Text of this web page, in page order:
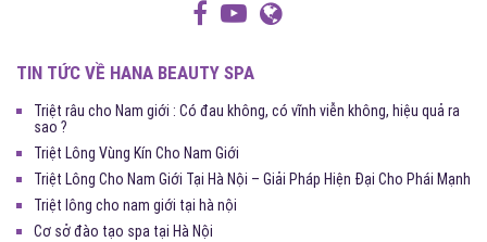
TIN TỨC VỀ HANA BEAUTY SPA
Triệt râu cho Nam giới : Có đau không, có vĩnh viễn không, hiệu quả ra
sao ?
Triệt Lông Vùng Kín Cho Nam Giới
Triệt Lông Cho Nam Giới Tại Hà Nội – Giải Pháp Hiện Đại Cho Phái Mạnh
Triệt lông cho nam giới tại hà nội
Cơ sở đào tạo spa tại Hà Nội